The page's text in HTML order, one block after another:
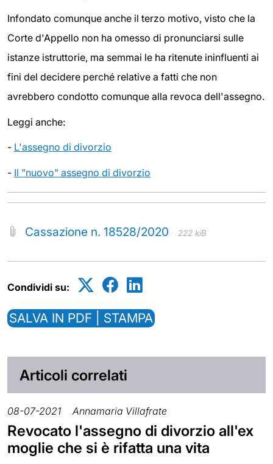
Infondato comunque anche il terzo motivo, visto che la
Corte d'Appello non ha omesso di pronunciarsi sulle
istanze istruttorie, ma semmai le ha ritenute ininfluenti ai
fini del decidere perché relative a fatti che non
avrebbero condotto comunque alla revoca dell'assegno.
Leggi anche:
- L'assegno di divorzio
- Il "nuovo" assegno di divorzio
Cassazione n. 18528/2020 222 kiB
Condividi su:
SALVA IN PDF | STAMPA
Articoli correlati
08-07-2021 Annamaria Villafrate
Revocato l'assegno di divorzio all'ex
moglie che si è rifatta una vita